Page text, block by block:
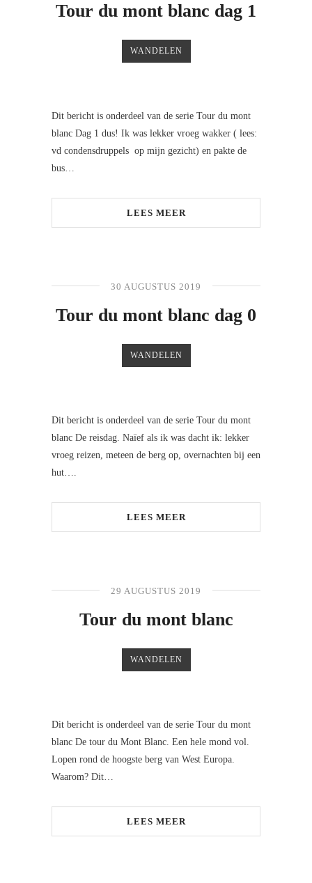
Tour du mont blanc dag 1
WANDELEN
Dit bericht is onderdeel van de serie Tour du mont
blanc Dag 1 dus! Ik was lekker vroeg wakker ( lees:
vd condensdruppels op mijn gezicht) en pakte de
bus…
LEES MEER
30 AUGUSTUS 2019
Tour du mont blanc dag 0
WANDELEN
Dit bericht is onderdeel van de serie Tour du mont
blanc De reisdag. Naïef als ik was dacht ik: lekker
vroeg reizen, meteen de berg op, overnachten bij een
hut….
LEES MEER
29 AUGUSTUS 2019
Tour du mont blanc
WANDELEN
Dit bericht is onderdeel van de serie Tour du mont
blanc De tour du Mont Blanc. Een hele mond vol.
Lopen rond de hoogste berg van West Europa.
Waarom? Dit…
LEES MEER